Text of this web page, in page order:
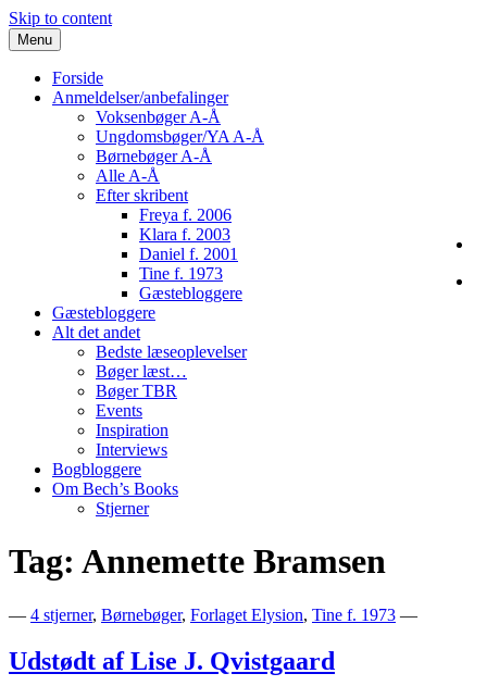
Skip to content
Menu
Forside
Anmeldelser/anbefalinger
Voksenbøger A-Å
Ungdomsbøger/YA A-Å
Børnebøger A-Å
Alle A-Å
Efter skribent
Freya f. 2006
Klara f. 2003
Daniel f. 2001
Tine f. 1973
Gæstebloggere
Gæstebloggere
Alt det andet
Bedste læseoplevelser
Bøger læst…
Bøger TBR
Events
Inspiration
Interviews
Bogbloggere
Om Bech’s Books
Stjerner
Bech's Books
Bogblog – Vi ♥ Bøger
Tag: Annemette Bramsen
— 4 stjerner, Børnebøger, Forlaget Elysion, Tine f. 1973 —
Udstødt af Lise J. Qvistgaard